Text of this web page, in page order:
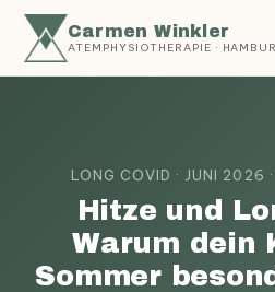
Carmen Winkler
ATEMPHYSIOTHERAPIE ·
LONG COVID · JUNI 2026
Hitze und
Warum dein
Sommer